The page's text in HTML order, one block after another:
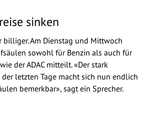
sinken
billiger. Am Dienstag und Mittwoch
sowohl für Benzin als auch für
der ADAC mitteilt. «Der stark
letzten Tage macht sich nun endlich
bemerkbar», sagt ein Sprecher.